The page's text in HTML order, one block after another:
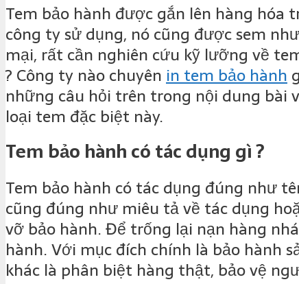
Tem bảo hành được gắn lên hàng
công ty sử dụng, nó cũng được sem
mại, rất cần nghiên cứu kỹ lưỡng về
? Công ty nào chuyênin tem bảo hành
những câu hỏi trên trong nội dung bài
loại tem đặc biệt này.
Tem bảo hành có tác dụng gì ?
Tem bảo hành có tác dụng đúng như
cũng đúng như miêu tả về tác dụng
vỡ bảo hành. Để trống lại nạn hàng
hành. Với mục đích chính là bảo hành
khác là phân biệt hàng thật, bảo vệ